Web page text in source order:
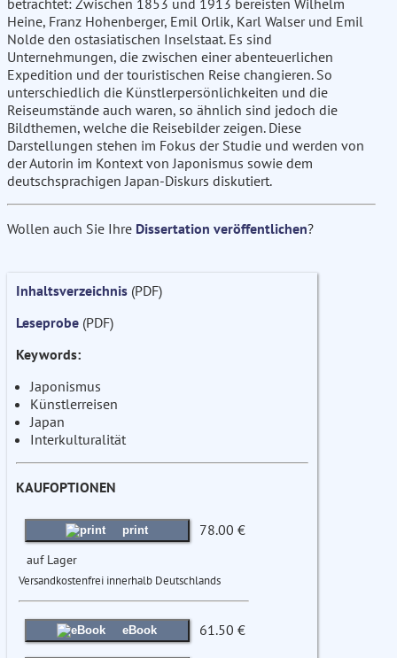
betrachtet: Zwischen 1853 und 1913 bereisten Wilhelm
Heine, Franz Hohenberger, Emil Orlik, Karl Walser und Emil
Nolde den ostasiatischen Inselstaat. Es sind
Unternehmungen, die zwischen einer abenteuerlichen
Expedition und der touristischen Reise changieren. So
unterschiedlich die Künstlerpersönlichkeiten und die
Reiseumstände auch waren, so ähnlich sind jedoch die
Bildthemen, welche die Reisebilder zeigen. Diese
Darstellungen stehen im Fokus der Studie und werden von
der Autorin im Kontext von Japonismus sowie dem
deutschsprachigen Japan-Diskurs diskutiert.
Wollen auch Sie Ihre Dissertation veröffentlichen?
Inhaltsverzeichnis (PDF)
Leseprobe (PDF)
Keywords:
Japonismus
Künstlerreisen
Japan
Interkulturalität
KAUFOPTIONEN
print 78.00 €
auf Lager
Versandkostenfrei innerhalb Deutschlands
eBook 61.50 €